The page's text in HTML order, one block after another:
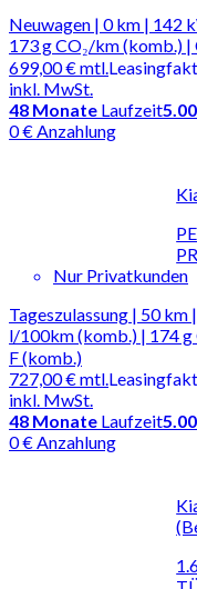
Neuwagen | 0 km | 142
173 g CO₂/km (komb.) |
699,00 €mtl.
inkl. MwSt.
48 Monate Laufzeit
0 € Anzahlung
Nur Privatkunden
Tageszulassung | 50 km
l/100km (komb.) | 174 g
F (komb.)
727,00 €mtl.
inkl. MwSt.
48 Monate Laufzeit
0 € Anzahlung